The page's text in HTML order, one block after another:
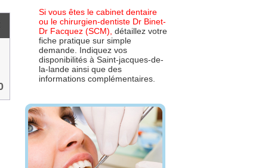
Si vous êtes le cabinet dentaire
ou le chirurgien-dentiste Dr Binet-
Dr Facquez (SCM), détaillez votre
fiche pratique sur simple
demande. Indiquez vos
disponibilités à Saint-jacques-de-
la-lande ainsi que des
informations complémentaires.